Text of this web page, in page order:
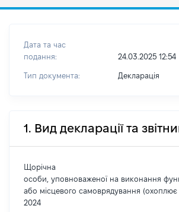
Дата та час
подання:
24.03.2025 12:54
Тип документа: Декларація
1. Вид декларації та
Щорічна
особи, уповноваженої на виконання
або місцевого самоврядування (охоплює
2024